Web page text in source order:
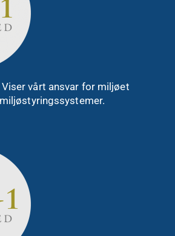
vårt ansvar for miljøet